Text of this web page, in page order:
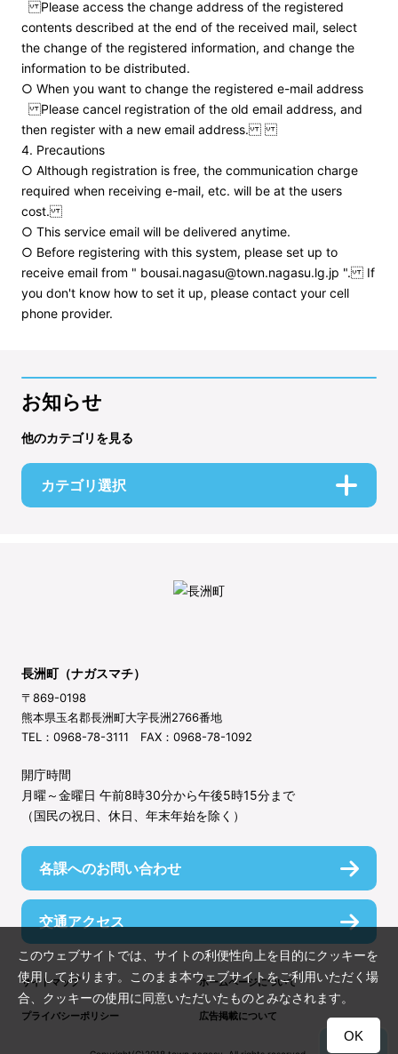
Please access the change address of the registered
contents described at the end of the received mail, select
the change of the registered information, and change the
information to be distributed.
○ When you want to change the registered e-mail address
Please cancel registration of the old email address, and
then register with a new email address.
4. Precautions
○ Although registration is free, the communication charge
required when receiving e-mail, etc. will be at the users
cost.
○ This service email will be delivered anytime.
○ Before registering with this system, please set up to
receive email from " bousai.nagasu@town.nagasu.lg.jp ". If
you don't know how to set it up, please contact your cell
phone provider.
お知らせ
他のカテゴリを見る
カテゴリ選択
長洲町（ナガスマチ）
〒869-0198
熊本県玉名郡長洲町大字長洲2766番地
TEL：0968-78-3111 FAX：0968-78-1092
開庁時間
月曜～金曜日 午前8時30分から午後5時15分まで
（国民の祝日、休日、年末年始を除く）
各課へのお問い合わせ
交通アクセス
サイトマップ ホームページについて
プライバシーポリシー 広告掲載について
TOP
このウェブサイトでは、サイトの利便性向上を目的にクッキーを
使用しております。このまま本ウェブサイトをご利用いただく場
合、クッキーの使用に同意いただいたものとみなされます。
OK